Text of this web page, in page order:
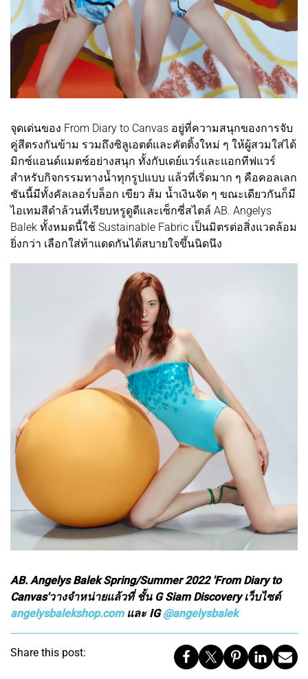
จุดเด่นของ From Diary to Canvas อยู่ที่ความสนุกของการจับ
คู่สีตรงกันข้าม รวมถึงซิลูเอตต์และคัตติ้งใหม่ ๆ ให้ผู้สวมใส่ได้
มิกซ์แอนด์แมตช์อย่างสนุก ทั้งกับเดย์แวร์และแอกทีฟแวร์
สำหรับกิจกรรมทางน้ำทุกรูปแบบ แล้วที่เริ่ดมาก ๆ คือคอลเลก
ชันนี้มีทั้งคัลเลอร์บล็อก เขียว ส้ม น้ำเงินจัด ๆ ขณะเดียวกันก็มี
ไอเทมสีดำล้วนที่เรียบหรูดูดีและเซ็กซี่สไตล์ AB. Angelys
Balek ทั้งหมดนี้ใช้ Sustainable Fabric เป็นมิตรต่อสิ่งแวดล้อม
ยิ่งกว่า เลือกใส่ท้าแดดกันได้สบายใจขึ้นนิดนึง
AB. Angelys Balek Spring/Summer 2022 'From Diary to
Canvas'วางจำหน่ายแล้วที่ ชั้น G Siam Discovery เว็บไซต์
angelysbalekshop.comและ IG@angelysbalek
Share this post: